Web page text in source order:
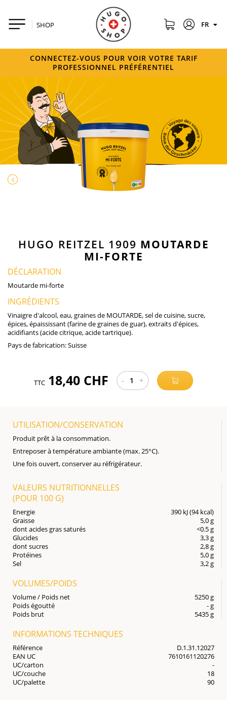
SHOP FR
CONNECTEZ-VOUS POUR VOIR VOTRE TARIF
PROFESSIONNEL PRÉFÉRENTIEL
HUGO REITZEL 1909 MOUTARDE
MI-FORTE
DÉCLARATION
Moutarde mi-forte
INGRÉDIENTS
Vinaigre d'alcool, eau, graines de MOUTARDE, sel de cuisine, sucre,
épices, épaississant (farine de graines de guar), extraits d'épices,
acidifiants (acide citrique, acide tartrique).
Pays de fabrication:Suisse
TTC 18,40 CHF - 1 +
UTILISATION/CONSERVATION
Produit prêt à la consommation.
Entreposer à température ambiante (max. 25°C).
Une fois ouvert, conserver au réfrigérateur.
VALEURS NUTRITIONNELLES
(POUR 100 G)
Energie
390 kJ (94 kcal)
Graisse
5,0 g
dont acides gras saturés
<0.5 g
Glucides
3,3 g
dont sucres
2,8 g
Protéines
5,0 g
Sel
3,2 g
VOLUMES/POIDS
Volume / Poids net
5250 g
Poids égoutté
- g
Poids brut
5435 g
INFORMATIONS TECHNIQUES
Référence
D.1.31.12027
EAN UC
7610161120276
UC/carton
-
UC/couche
18
UC/palette
90